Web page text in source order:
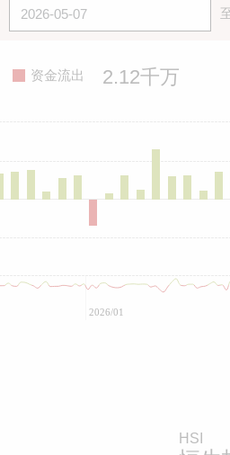
资金流出 2.12千万
2026/01
HSI